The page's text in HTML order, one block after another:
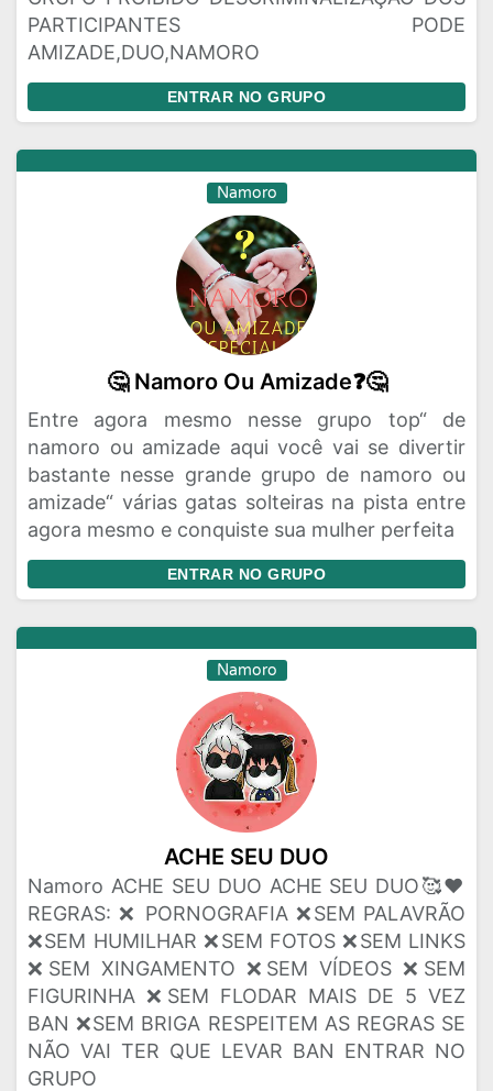
PARTICIPANTES PODE
AMIZADE,DUO,NAMORO
ENTRAR NO GRUPO
Namoro
🤔 Namoro Ou Amizade❓🤔
Entre agora mesmo nesse grupo top“ de
namoro ou amizade aqui você vai se divertir
bastante nesse grande grupo de namoro ou
amizade“ várias gatas solteiras na pista entre
agora mesmo e conquiste sua mulher perfeita
ENTRAR NO GRUPO
Namoro
ACHE SEU DUO
Namoro ACHE SEU DUO ACHE SEU DUO🥰❤️
REGRAS: ❌ PORNOGRAFIA ❌SEM PALAVRÃO
❌SEM HUMILHAR ❌SEM FOTOS ❌SEM LINKS
❌SEM XINGAMENTO ❌SEM VÍDEOS ❌SEM
FIGURINHA ❌SEM FLODAR MAIS DE 5 VEZ
BAN ❌SEM BRIGA RESPEITEM AS REGRAS SE
NÃO VAI TER QUE LEVAR BAN ENTRAR NO
GRUPO